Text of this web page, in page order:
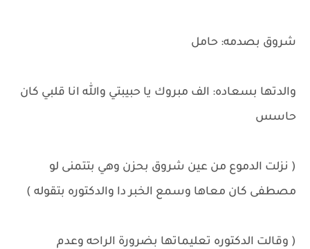
شروق بصدمه: حامل
والدتها بسعاده: الف مبروك يا حبيبتي والله انا قلبي كان
حاسس
( نزلت الدموع من عين شروق بحزن وهي بتتمنى لو
مصطفى كان معاها وسمع الخبر دا والدكتوره بتقوله )
( وقالت الدكتوره تعليماتها بضرورة الراحه وعدم